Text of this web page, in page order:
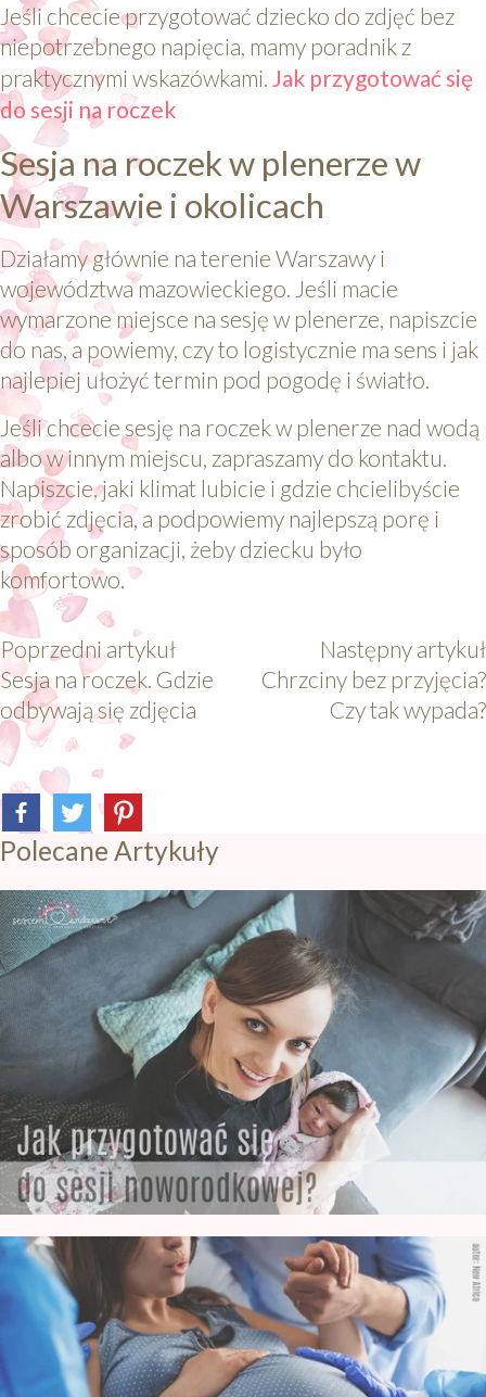
Jeśli chcecie przygotować dziecko do zdjęć bez
niepotrzebnego napięcia, mamy poradnik z
praktycznymi wskazówkami. Jak przygotować się
do sesji na roczek
Sesja na roczek w plenerze w
Warszawie i okolicach
Działamy głównie na terenie Warszawy i
województwa mazowieckiego. Jeśli macie
wymarzone miejsce na sesję w plenerze, napiszcie
do nas, a powiemy, czy to logistycznie ma sens i jak
najlepiej ułożyć termin pod pogodę i światło.
Jeśli chcecie sesję na roczek w plenerze nad wodą
albo w innym miejscu, zapraszamy do kontaktu.
Napiszcie, jaki klimat lubicie i gdzie chcielibyście
zrobić zdjęcia, a podpowiemy najlepszą porę i
sposób organizacji, żeby dziecku było
komfortowo.
Poprzedni artykuł
Sesja na roczek. Gdzie
odbywają się zdjęcia
Następny artykuł
Chrzciny bez przyjęcia?
Czy tak wypada?
Polecane Artykuły